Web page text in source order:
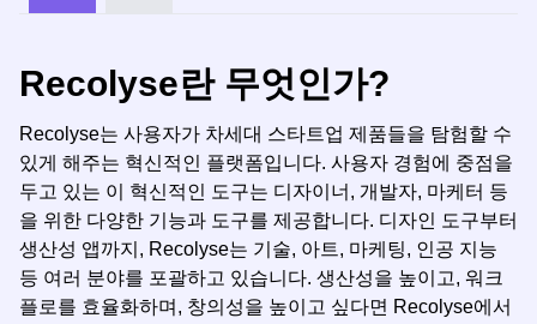
Recolyse란 무엇인가?
Recolyse는 사용자가 차세대 스타트업 제품들을 탐험할 수
있게 해주는 혁신적인 플랫폼입니다. 사용자 경험에 중점을
두고 있는 이 혁신적인 도구는 디자이너, 개발자, 마케터 등
을 위한 다양한 기능과 도구를 제공합니다. 디자인 도구부터
생산성 앱까지, Recolyse는 기술, 아트, 마케팅, 인공 지능
등 여러 분야를 포괄하고 있습니다. 생산성을 높이고, 워크
플로를 효율화하며, 창의성을 높이고 싶다면 Recolyse에서